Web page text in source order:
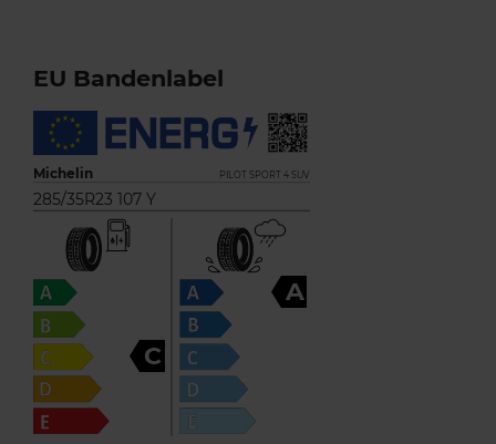
EU Bandenlabel
Michelin PILOT SPORT 4 SUV
285/35R23 107 Y
C
A